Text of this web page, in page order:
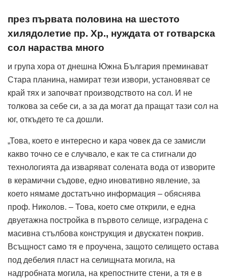
през първата половина на шестото
хилядолетие пр. Хр., нуждата от готварска
сол нараства много
и група хора от днешна Южна България преминават
Стара планина, намират тези извори, установяват се
край тях и започват производството на сол. И не
толкова за себе си, а за да могат да пращат тази сол на
юг, откъдето те са дошли.
„Това, което е интересно и кара човек да се замисли
какво точно се е случвало, е как те са стигнали до
технологията да изваряват солената вода от изворите
в керамични съдове, едно иновативно явление, за
което нямаме достатъчно информация – обяснява
проф. Николов. – Това, което сме открили, е една
двуетажна постройка в първото селище, изградена с
масивна стълбова конструкция и двускатен покрив.
Всъщност само тя е проучена, защото селището остава
под дебелия пласт на селищната могила, на
надгробната могила, на крепостните стени, а тя е в